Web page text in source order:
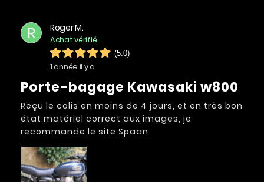
R Roger M.
Achat vérifié
(5.0)
1 année il y a
Porte-bagage Kawasaki w800
Reçu le colis en moins de 4 jours, et en très bon
état matériel correct aux images, je
recommande le site Spaan